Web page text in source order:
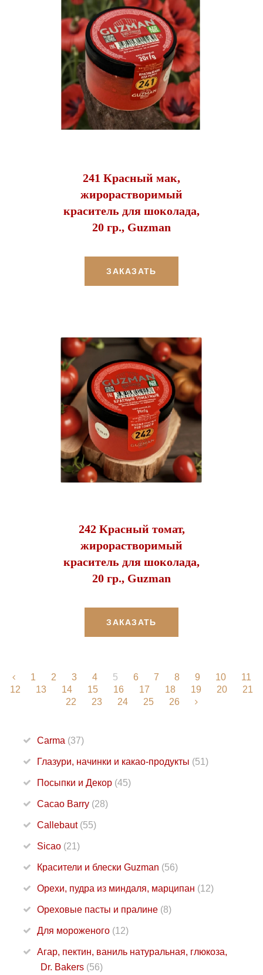
241 Красный мак,
жирорастворимый
краситель для шоколада,
20 гр., Guzman
ЗАКАЗАТЬ
242 Красный томат,
жирорастворимый
краситель для шоколада,
20 гр., Guzman
ЗАКАЗАТЬ
1 2 3 4 5 6 7 8 9 10
11
12
13 14 15 16 17 18 19 20
21
22
23 24 25 26
Carma (37)
Глазури, начинки и какао-продукты (51)
Посыпки и Декор (45)
Cacao Barry (28)
Callebaut (55)
Sicao (21)
Красители и блески Guzman (56)
Орехи, пудра из миндаля, марципан (12)
Ореховые пасты и пралине (8)
Для мороженого (12)
Агар, пектин, ваниль натуральная, глюкоза,
Dr. Bakers (56)